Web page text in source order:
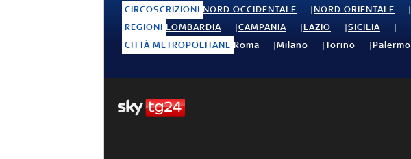
CIRCOSCRIZIONI NORD OCCIDENTALE NORD ORIENTALE
REGIONI LOMBARDIA CAMPANIA LAZIO
SICILIA
CITTÀ METROPOLITANE Roma Milano Torino Palermo